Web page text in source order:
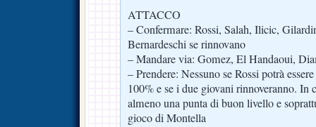
ATTACCO
– Confermare: Rossi, Salah, Ilicic,
Bernardeschi se rinnovano
– Mandare via: Gomez, El Handaoui,
– Prendere: Nessuno se Rossi potrà
100% e se i due giovani rinnoveranno. In
almeno una punta di buon livello e
gioco di Montella